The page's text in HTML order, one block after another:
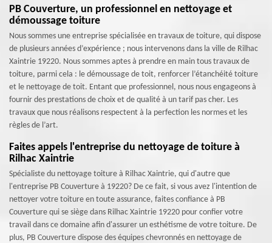
PB Couverture, un professionnel en nettoyage et
démoussage toiture
Nous sommes une entreprise spécialisée en travaux de toiture, qui dispose
de plusieurs années d’expérience ; nous intervenons dans la ville de Rilhac
Xaintrie 19220. Nous sommes aptes à prendre en main tous travaux de
toiture, parmi cela : le démoussage de toit, renforcer l’étanchéité toiture
et le nettoyage de toit. Entant que professionnel, nous nous engageons à
fournir des prestations de choix et de qualité à un tarif pas cher. Les
travaux que nous réalisons respectent à la perfection les normes et les
règles de l’art.
Faites appels l'entreprise du nettoyage de toiture à
Rilhac Xaintrie
Spécialiste du nettoyage toiture à Rilhac Xaintrie, qui d'autre que
l'entreprise PB Couverture à 19220? De ce fait, si vous avez l'intention de
nettoyer votre toiture en toute assurance, faites confiance à PB
Couverture qui se siège dans Rilhac Xaintrie 19220 pour confier votre
travail dans ce domaine afin d'assurer un esthétisme de votre toiture. De
plus, PB Couverture dispose des équipes chevronnés en nettoyage de